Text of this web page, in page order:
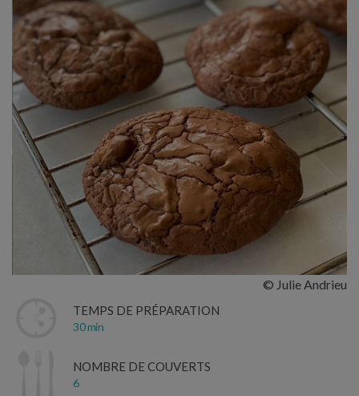
© Julie Andrieu
TEMPS DE PRÉPARATION
30 min
NOMBRE DE COUVERTS
6